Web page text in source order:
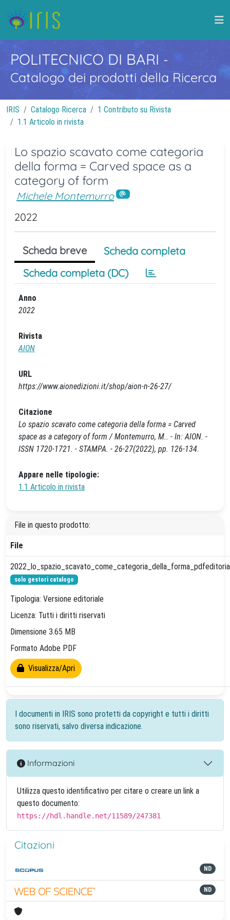
POLITECNICO DI BARI -
Catalogo dei prodotti della Ricerca
IRIS Catalogo Ricerca
1 Contributo su Rivista
1.1 Articolo in rivista
Lo spazio scavato come categoria
della forma = Carved space as a
category of form
Michele Montemurro
2022
Scheda breve
Scheda completa
Scheda completa (DC)
Anno
2022
Rivista
AION
URL
https://www.aionedizioni.it/shop/aion-n-26-27/
Citazione
Lo spazio scavato come categoria della forma = Carved
space as a category of form / Montemurro, M.. - In: AION. -
ISSN 1720-1721. - STAMPA. - 26-27(2022), pp. 126-134.
Appare nelle tipologie:
1.1 Articolo in rivista
File in questo prodotto:
File
solo gestori catalogo
Tipologia: Versione editoriale
Licenza: Tutti i diritti riservati
Dimensione 3.65 MB
Formato Adobe PDF
Visualizza/Apri
I documenti in IRIS sono protetti da copyright e tutti i diritti
sono riservati, salvo diversa indicazione.
Informazioni
Utilizza questo identificativo per citare o creare un link a
questo documento:
https://hdl.handle.net/11589/247381
Citazioni
ND
ND